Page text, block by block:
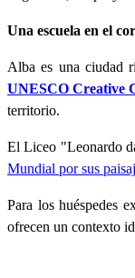
Una escuela en el
Alba es una ciudad
UNESCO Creative
territorio.
El Liceo "Leonardo
Mundial por sus
Para los huéspedes
ofrecen un contexto